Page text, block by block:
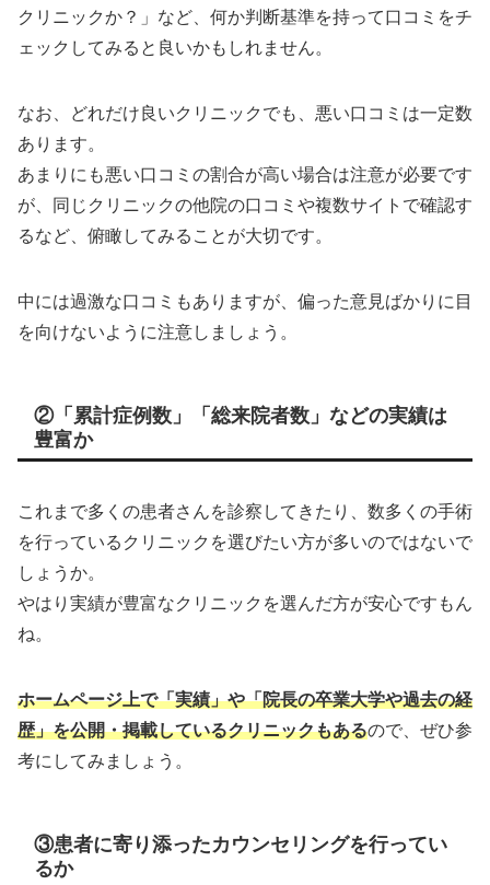
クリニックか？」など、何か判断基準を持って口コミをチ
ェックしてみると良いかもしれません。
なお、どれだけ良いクリニックでも、悪い口コミは一定数
あります。
あまりにも悪い口コミの割合が高い場合は注意が必要です
が、同じクリニックの他院の口コミや複数サイトで確認す
るなど、俯瞰してみることが大切です。
中には過激な口コミもありますが、偏った意見ばかりに目
を向けないように注意しましょう。
②「累計症例数」「総来院者数」などの実績は
豊富か
これまで多くの患者さんを診察してきたり、数多くの手術
を行っているクリニックを選びたい方が多いのではないで
しょうか。
やはり実績が豊富なクリニックを選んだ方が安心ですもん
ね。
ホームページ上で「実績」や「院長の卒業大学や過去の経
歴」を公開・掲載しているクリニックもあるので、ぜひ参
考にしてみましょう。
③患者に寄り添ったカウンセリングを行ってい
るか